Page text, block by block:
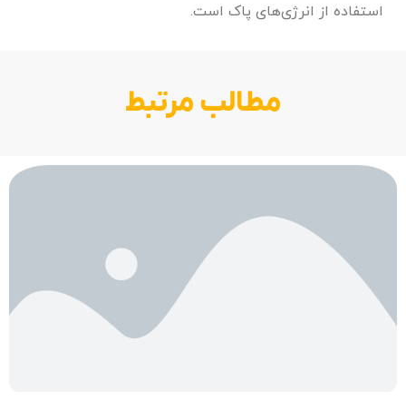
استفاده از انرژی‌های پاک است.
مطالب مرتبط